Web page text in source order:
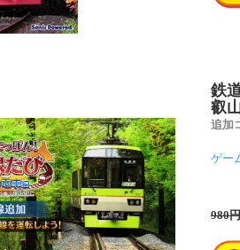
鉄
叡
追加
ゲ
980円